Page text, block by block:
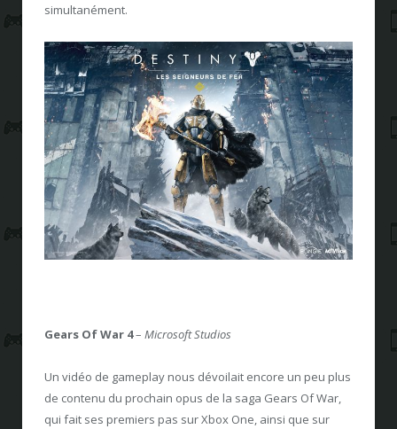
simultanément.
Gears Of War 4– Microsoft Studios
Un vidéo de gameplay nous dévoilait encore un peu plus
de contenu du prochain opus de la saga Gears Of War,
qui fait ses premiers pas sur Xbox One, ainsi que sur